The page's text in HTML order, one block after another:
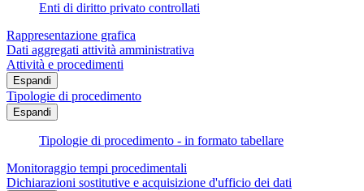
Enti di diritto privato controllati
Rappresentazione grafica
Dati aggregati attività amministrativa
Attività e procedimenti
Espandi
Tipologie di procedimento
Espandi
Tipologie di procedimento - in formato tabellare
Monitoraggio tempi procedimentali
Dichiarazioni sostitutive e acquisizione d'ufficio dei dati